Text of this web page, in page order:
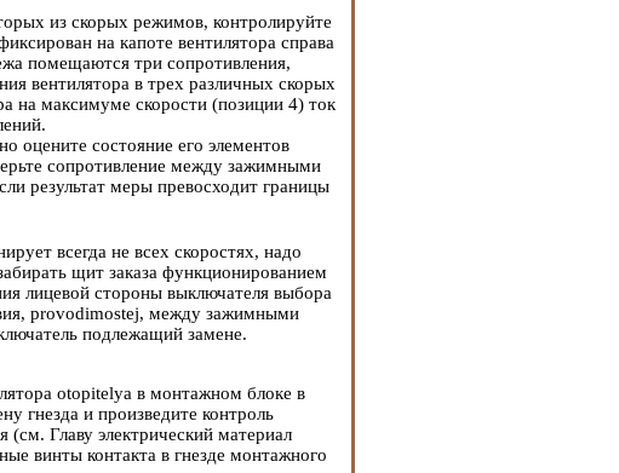
из скорых режимов, контролируйте
на капоте вентилятора справа
помещаются три сопротивления,
вентилятора в трех различных скорых
на максимуме скорости (позиции 4) ток
оцените состояние его элементов
сопротивление между зажимными
результат меры превосходит границы
всегда не всех скоростях, надо
щит заказа функционированием
лицевой стороны выключателя выбора
provodimostej, между зажимными
подлежащий замене.
otopitelya в монтажном блоке в
гнезда и произведите контроль
(см. Главу электрический материал
винты контакта в гнезде монтажного